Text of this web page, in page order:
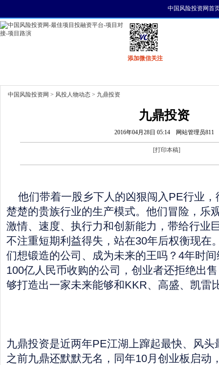
中国风险投资网首
添加微信关注
中国风险投资网 > 风投人物动态 > 九鼎投资
九鼎投资
2016年04月28日 05:14 网站管理员811
[打印本稿]
他们带着一股乡下人的凶狠闯入PE行业，
楚楚的贵族行业的生产模式。他们冒险，乐
激情、速度、执行力和创新能力，带给行业
不注重短期利益得失，站在30年后权衡现在
们想锻造的公司、成为未来的王吗？4年时
100亿人民币收购的公司，创业者还拒绝出
够打造出一家未来能够和KKR、高盛、凯雷
九鼎投资是近两年PE江湖上蹿起最快、风头
之前九鼎还默默无名，同年10月创业板启动